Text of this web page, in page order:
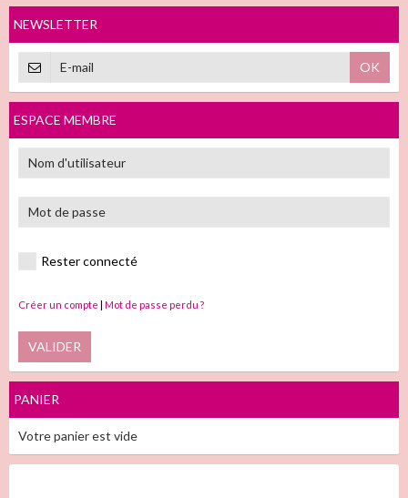
NEWSLETTER
OK
ESPACE MEMBRE
Rester connecté
Créer un compte | Mot de passe perdu ?
VALIDER
PANIER
Votre panier est vide